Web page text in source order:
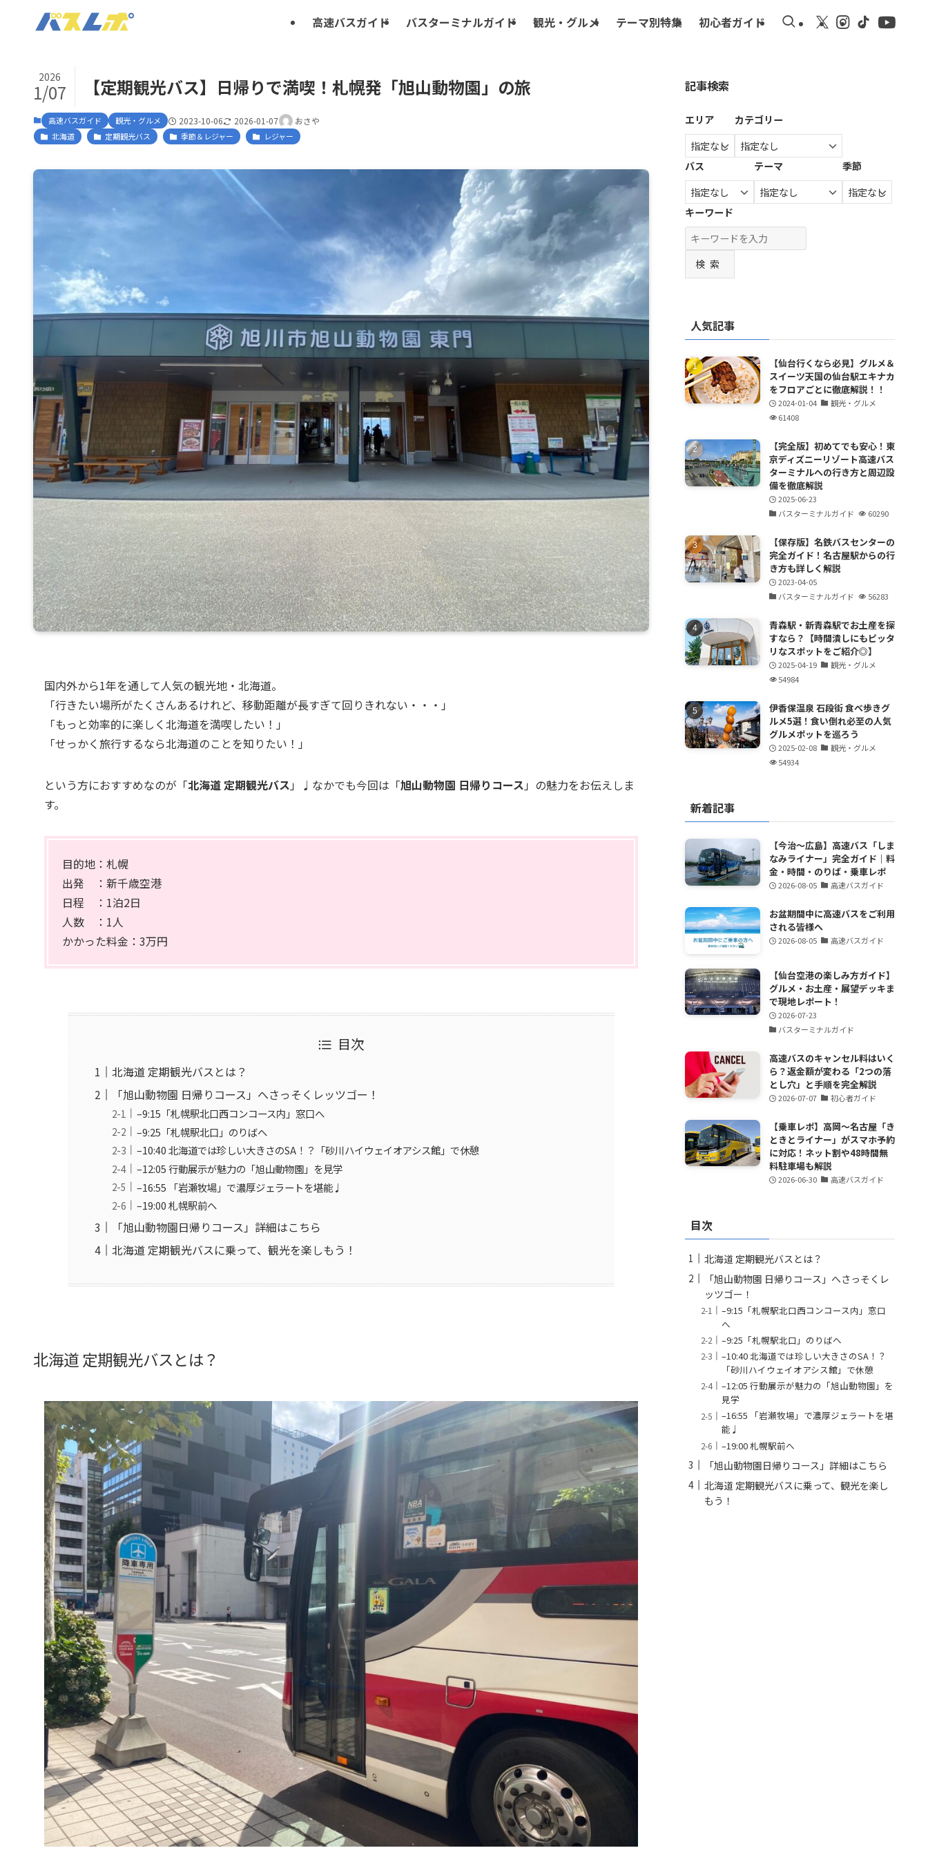
高速バスガイド バスターミナルガイド 観光・グルメ テーマ別特集 初心者ガイド
【定期観光バス】日帰りで満喫！札幌発「旭山動物園」の旅
2026
1/07
高速バスガイド 観光・グルメ 2023-10-06 2026-01-07 おさや
北海道 定期観光バス 季節＆レジャー レジャー
国内外から1年を通して人気の観光地・北海道。
「行きたい場所がたくさんあるけれど、移動距離が長すぎて回りきれない・・・」
「もっと効率的に楽しく北海道を満喫したい！」
「せっかく旅行するなら北海道のことを知りたい！」
という方におすすめなのが「北海道 定期観光バス 」♩ なかでも今回は「旭山動物園 日帰りコース 」の魅力をお伝えしま
す。
目的地：札幌
出発 ：新千歳空港
日程 ：1泊2日
人数 ：1人
かかった料金：3万円
目次
北海道 定期観光バスとは？
「旭山動物園 日帰りコース」へさっそくレッツゴー！
–9:15「札幌駅北口西コンコース内」窓口へ
–9:25「札幌駅北口」のりばへ
–10:40 北海道では珍しい大きさのSA！？「砂川ハイウェイオアシス館」で休憩
–12:05 行動展示が魅力の「旭山動物園」を見学
–16:55 「岩瀬牧場」で濃厚ジェラートを堪能♩
–19:00 札幌駅前へ
「旭山動物園日帰りコース」詳細はこちら
北海道 定期観光バスに乗って、観光を楽しもう！
北海道 定期観光バスとは？
記事検索
エリア カテゴリー
バス テーマ 季節
キーワード
検索
人気記事
【仙台行くなら必見】グルメ＆
スイーツ天国の仙台駅エキナカ
をフロアごとに徹底解説！！
2024-01-04
観光・グルメ
61408
【完全版】初めてでも安心！東
京ディズニーリゾート高速バス
ターミナルへの行き方と周辺設
備を徹底解説
2025-06-23
バスターミナルガイド
60290
【保存版】名鉄バスセンターの
完全ガイド！名古屋駅からの行
き方も詳しく解説
2023-04-05
バスターミナルガイド
56283
青森駅・新青森駅でお土産を探
すなら？【時間潰しにもピッタ
リなスポットをご紹介◎】
2025-04-19
観光・グルメ
54984
伊香保温泉 石段街 食べ歩きグ
ルメ5選！食い倒れ必至の人気
グルメポットを巡ろう
2025-02-08
観光・グルメ
54934
新着記事
【今治～広島】高速バス「しま
なみライナー」完全ガイド｜料
金・時間・のりば・乗車レポ
2026-08-05 高速バスガイド
お盆期間中に高速バスをご利用
される皆様へ
2026-08-05 高速バスガイド
【仙台空港の楽しみ方ガイド】
グルメ・お土産・展望デッキま
で現地レポート！
2026-07-23
バスターミナルガイド
高速バスのキャンセル料はいく
ら？返金額が変わる「2つの落
とし穴」と手順を完全解説
2026-07-07 初心者ガイド
【乗車レポ】高岡〜名古屋「き
ときとライナー」がスマホ予約
に対応！ネット割や48時間無
料駐車場も解説
2026-06-30 高速バスガイド
目次
北海道 定期観光バスとは？
「旭山動物園 日帰りコース」へさっそくレ
ッツゴー！
–9:15「札幌駅北口西コンコース内」窓口
へ
–9:25「札幌駅北口」のりばへ
–10:40 北海道では珍しい大きさのSA！？
「砂川ハイウェイオアシス館」で休憩
–12:05 行動展示が魅力の「旭山動物園」を
見学
–16:55 「岩瀬牧場」で濃厚ジェラートを堪
能♩
–19:00 札幌駅前へ
「旭山動物園日帰りコース」詳細はこちら
北海道 定期観光バスに乗って、観光を楽し
もう！